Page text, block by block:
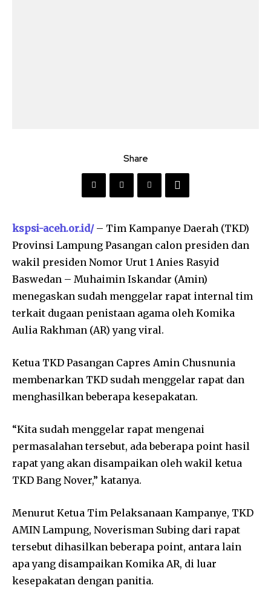
Share
kspsi-aceh.or.id/– Tim Kampanye Daerah (TKD)
Provinsi Lampung Pasangan calon presiden dan
wakil presiden Nomor Urut 1 Anies Rasyid
Baswedan – Muhaimin Iskandar (Amin)
menegaskan sudah menggelar rapat internal tim
terkait dugaan penistaan agama oleh Komika
Aulia Rakhman (AR) yang viral.
Ketua TKD Pasangan Capres Amin Chusnunia
membenarkan TKD sudah menggelar rapat dan
menghasilkan beberapa kesepakatan.
“Kita sudah menggelar rapat mengenai
permasalahan tersebut, ada beberapa point hasil
rapat yang akan disampaikan oleh wakil ketua
TKD Bang Nover,” katanya.
Menurut Ketua Tim Pelaksanaan Kampanye, TKD
AMIN Lampung, Noverisman Subing dari rapat
tersebut dihasilkan beberapa point, antara lain
apa yang disampaikan Komika AR, di luar
kesepakatan dengan panitia.